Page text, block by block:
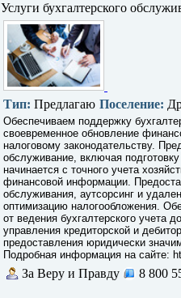
Услуги бухгалтерского
Тип: Предлагаю Поселение:
Обеспечиваем поддержку
своевременное обновление
налоговому законодательству.
обслуживание, включая
начинается с точного учета
финансовой информации.
обслуживания, аутсорсинг и
оптимизацию налогообложения.
от ведения бухгалтерского учета
управления кредиторской и
предоставления юридически
Подробная информация на сайте:
За Веру и Правду 8 800